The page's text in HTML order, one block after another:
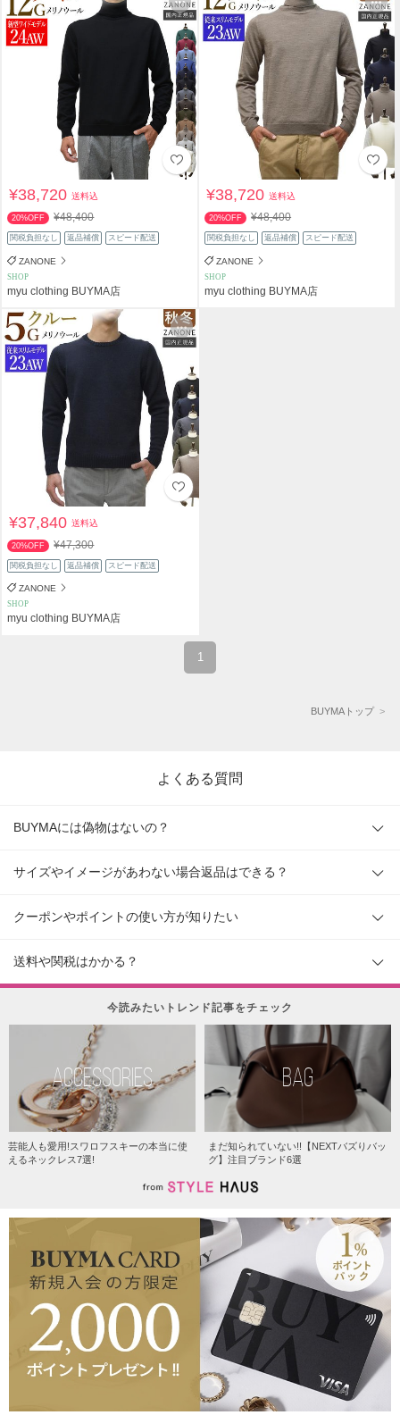
¥38,720送料込
20%OFF ¥48,400
関税負担なし 返品補償 スピード配送
ZANONE
SHOP
myu clothing BUYMA店
¥38,720送料込
20%OFF ¥48,400
関税負担なし 返品補償 スピード配送
ZANONE
SHOP
myu clothing BUYMA店
¥37,840送料込
20%OFF ¥47,300
関税負担なし 返品補償 スピード配送
ZANONE
SHOP
myu clothing BUYMA店
1
BUYMAトップ
よくある質問
BUYMAには偽物はないの？
サイズやイメージがあわない場合返品はできる？
クーポンやポイントの使い方が知りたい
送料や関税はかかる？
今読みたいトレンド記事をチェック
ACCESSORIES
芸能人も愛用!スワロフスキーの本当に使
えるネックレス7選!
BAG
まだ知られていない!!【NEXTバズりバッ
グ】注目ブランド6選